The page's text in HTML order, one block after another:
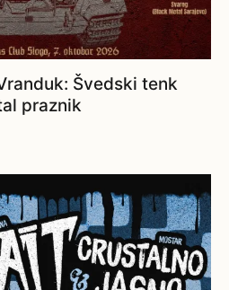
Švedski tenk
praznik